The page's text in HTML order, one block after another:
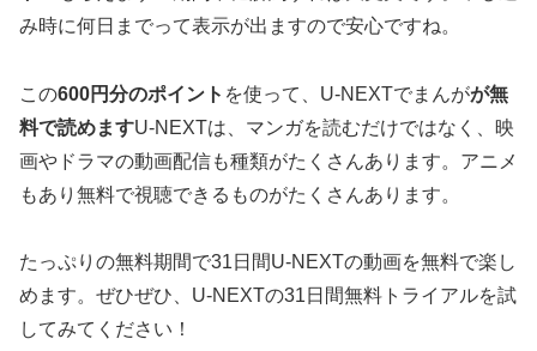
み時に何日までって表示が出ますので安心ですね。
この600円分のポイント を使って、U-NEXTでまんがが無
料で読めますU-NEXTは、マンガを読むだけではなく、映
画やドラマの動画配信も種類がたくさんあります。アニメ
もあり無料で視聴できるものがたくさんあります。
たっぷりの無料期間で31日間U-NEXTの動画を無料で楽し
めます。ぜひぜひ、U-NEXTの31日間無料トライアルを試
してみてください！